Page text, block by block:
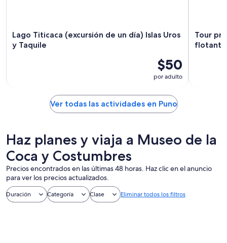
Lago Titicaca (excursión de un día) Islas Uros
y Taquile
$50
por adulto
Tour
Ver todas las actividades en Puno
Haz planes y viaja a Museo de la
Coca y Costumbres
Precios encontrados en las últimas 48 horas. Haz clic en el anuncio
para ver los precios actualizados.
Duración Categoría Clase Eliminar todos los filtros